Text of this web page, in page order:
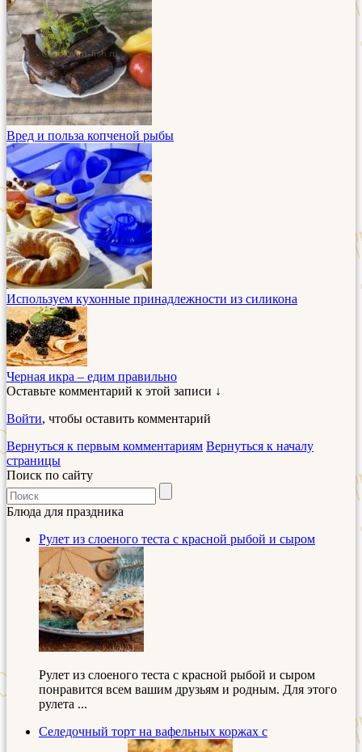
Вред и польза копченой рыбы
Используем кухонные принадлежности из силикона
Черная икра – едим правильно
Оставьте комментарий к этой записи ↓
Войти, чтобы оставить комментарий
Вернуться к первым комментариям Вернуться к началу
страницы
Поиск по сайту
Блюда для праздника
Рулет из слоеного теста с красной рыбой и сыром
Рулет из слоеного теста с красной рыбой и сыром
понравится всем вашим друзьям и родным. Для этого
рулета ...
Селедочный торт на вафельных коржах с